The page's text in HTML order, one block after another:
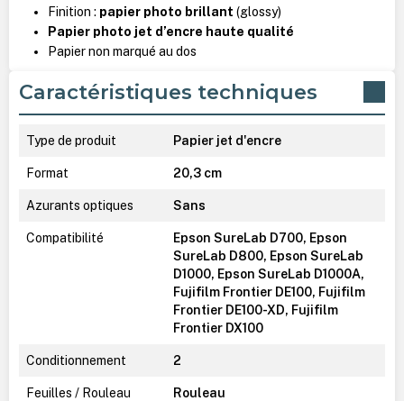
Finition : papier photo brillant (glossy)
Papier photo jet d’encre haute qualité
Papier non marqué au dos
Caractéristiques techniques
Type de produit Papier jet d'encre
Format 20,3 cm
Azurants optiques Sans
Compatibilité
Epson SureLab D700, Epson
SureLab D800, Epson SureLab
D1000, Epson SureLab D1000A,
Fujifilm Frontier DE100, Fujifilm
Frontier DE100-XD, Fujifilm
Frontier DX100
Conditionnement 2
Feuilles / Rouleau Rouleau